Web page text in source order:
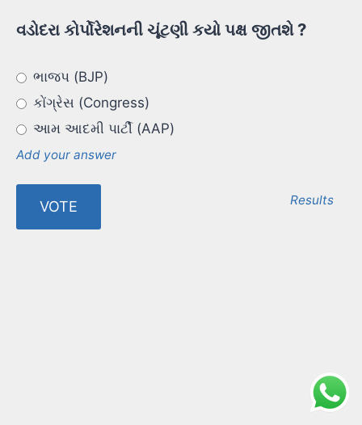
વડોદરા કોર્પોરેશનની ચૂંટણી કયો પક્ષ જીતશે ?
ભાજપ (BJP)
કોંગ્રેસ (Congress)
આમ આદમી પાર્ટી (AAP)
Add your answer
Results